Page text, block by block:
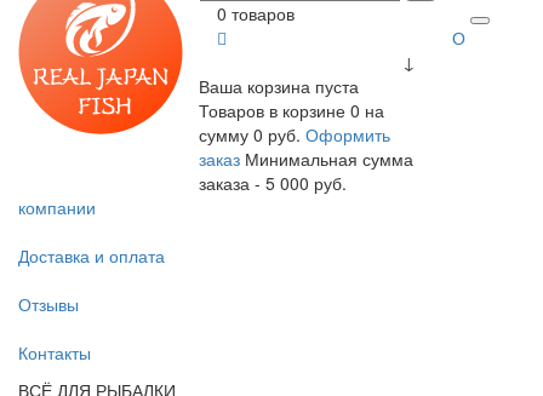
0 товаров
↓
Ваша корзина пуста
Товаров в корзине0 на
сумму0 руб. Оформить
заказ Минимальная сумма
заказа - 5 000 руб.
О
компании
Доставка и оплата
Отзывы
Контакты
ВСЁ ДЛЯ РЫБАЛКИ